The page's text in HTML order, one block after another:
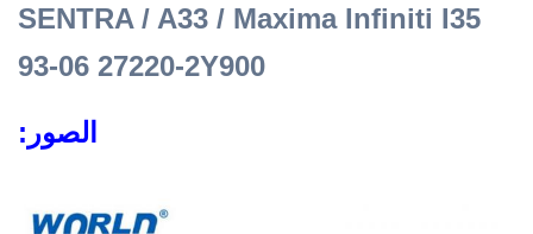
SENTRA / A33 / Maxima Infiniti I35
93-06 27220-2Y900
الصور: